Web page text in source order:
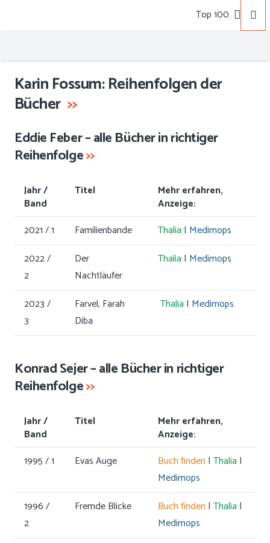
Top 100
Karin Fossum: Reihenfolgen der
Bücher >>
Eddie Feber – alle Bücher in richtiger
Reihenfolge>>
Jahr /
Band
Titel
Mehr erfahren,
Anzeige:
2021 / 1
Familienbande Thalia | Medimops
2022 /
2
Der
Nachtläufer
Thalia | Medimops
2023 /
3
Farvel, Farah
Diba
Thalia | Medimops
Konrad Sejer – alle Bücher in richtiger
Reihenfolge>>
Jahr /
Band
Titel
Mehr erfahren,
Anzeige:
1995 / 1
Evas Auge Buch finden | Thalia |
Medimops
1996 /
2
Fremde Blicke Buch finden | Thalia |
Medimops